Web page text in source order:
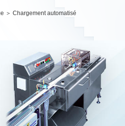
Chargement automatisé